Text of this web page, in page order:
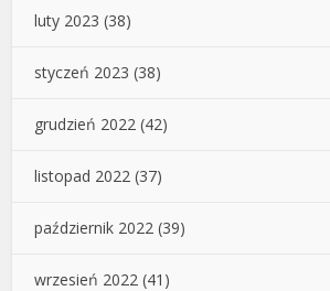
luty 2023 (38)
styczeń 2023 (38)
grudzień 2022 (42)
listopad 2022 (37)
październik 2022 (39)
wrzesień 2022 (41)